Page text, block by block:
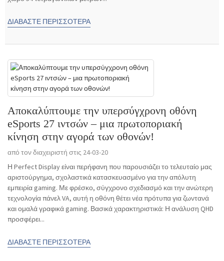
ΔΙΑΒΆΣΤΕ ΠΕΡΙΣΣΌΤΕΡΑ
Αποκαλύπτουμε την υπερσύγχρονη οθόνη
eSports 27 ιντσών – μια πρωτοποριακή
κίνηση στην αγορά των οθονών!
από τον διαχειριστή στις 24-03-20
Η Perfect Display είναι περήφανη που παρουσιάζει το τελευταίο μας
αριστούργημα, σχολαστικά κατασκευασμένο για την απόλυτη
εμπειρία gaming. Με φρέσκο, σύγχρονο σχεδιασμό και την ανώτερη
τεχνολογία πάνελ VA, αυτή η οθόνη θέτει νέα πρότυπα για ζωντανά
και ομαλά γραφικά gaming. Βασικά χαρακτηριστικά: Η ανάλυση QHD
προσφέρει...
ΔΙΑΒΆΣΤΕ ΠΕΡΙΣΣΌΤΕΡΑ